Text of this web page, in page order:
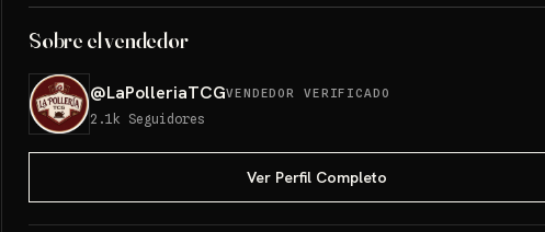
Sobre el vendedor
@LaPolleriaTCGVENDEDOR VERIFICADO
2.1k Seguidores
Ver Perfil Completo